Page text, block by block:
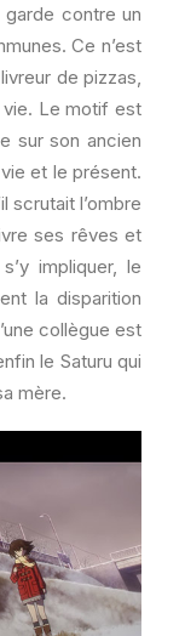
contre un
Ce n’est
de pizzas,
Le motif est
sur son ancien
et le présent.
scrutait l’ombre
ses rêves et
impliquer, le
la disparition
collègue est
le Saturu qui
mère.